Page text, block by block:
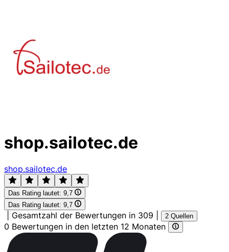
shop.sailotec.de
shop.sailotec.de
Das Rating lautet: 9,7
Das Rating lautet: 9,7
Gesamtzahl der Bewertungen in 309 2 Quellen
0 Bewertungen in den letzten 12 Monaten